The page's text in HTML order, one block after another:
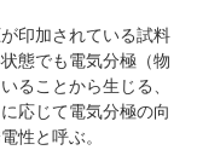
印加されている試料
態でも電気分極（物
ることから生じる、
応じて電気分極の向
性と呼ぶ。